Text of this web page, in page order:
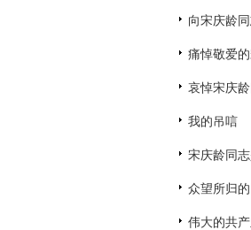
向宋庆龄
痛悼敬爱
哀悼宋庆
我的吊唁
宋庆龄同
众望所归
伟大的共